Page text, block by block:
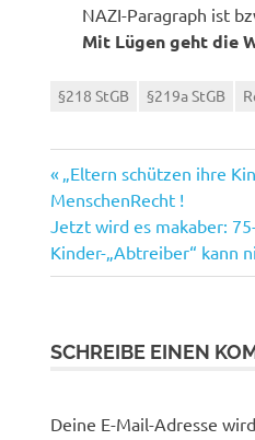
NAZI-Paragraph ist
Mit Lügen geht die
§218 StGB §219a StGB
Vorheriger
Beitrag:
„Eltern schützen ihre
MenschenRecht !
Nächster
Beitrag:
Jetzt wird es makaber:
Kinder-„Abtreiber“ kann
SCHREIBE EINEN
Deine E-Mail-Adresse